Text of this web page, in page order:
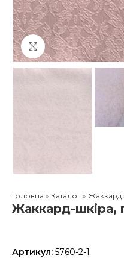
Клацніть, щоб
Головна » Каталог » Жаккард
Жаккард-шкіра,
Артикул:5760-2-1